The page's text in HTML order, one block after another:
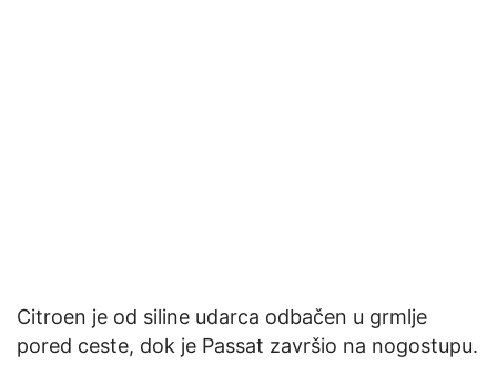
Citroen je od siline udarca odbačen u grmlje
pored ceste, dok je Passat završio na nogostupu.